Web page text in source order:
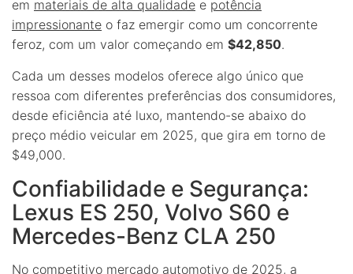
em materiais de alta qualidade e potência
impressionante o faz emergir como um concorrente
feroz, com um valor começando em $42,850.
Cada um desses modelos oferece algo único que
ressoa com diferentes preferências dos consumidores,
desde eficiência até luxo, mantendo-se abaixo do
preço médio veicular em 2025, que gira em torno de
$49,000.
Confiabilidade e Segurança:
Lexus ES 250, Volvo S60 e
Mercedes-Benz CLA 250
No competitivo mercado automotivo de 2025, a